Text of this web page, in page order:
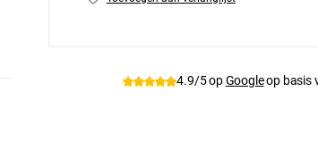
4.9/5 opGoogleop basis